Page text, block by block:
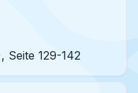
Seite 129-142